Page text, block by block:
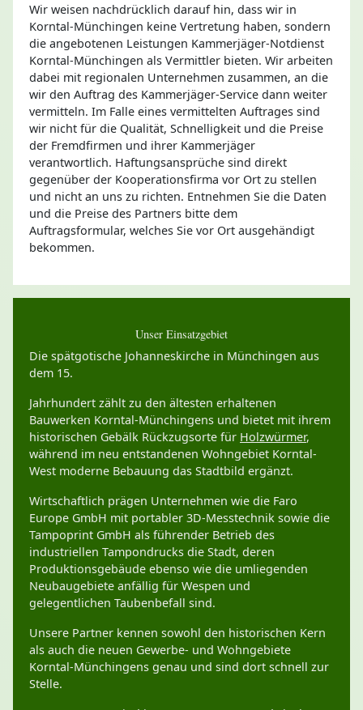
Wir weisen nachdrücklich darauf hin, dass wir in
Korntal-Münchingen keine Vertretung haben, sondern
die angebotenen Leistungen Kammerjäger-Notdienst
Korntal-Münchingen als Vermittler bieten. Wir arbeiten
dabei mit regionalen Unternehmen zusammen, an die
wir den Auftrag des Kammerjäger-Service dann weiter
vermitteln. Im Falle eines vermittelten Auftrages sind
wir nicht für die Qualität, Schnelligkeit und die Preise
der Fremdfirmen und ihrer Kammerjäger
verantwortlich. Haftungsansprüche sind direkt
gegenüber der Kooperationsfirma vor Ort zu stellen
und nicht an uns zu richten. Entnehmen Sie die Daten
und die Preise des Partners bitte dem
Auftragsformular, welches Sie vor Ort ausgehändigt
bekommen.
Unser Einsatzgebiet
Die spätgotische Johanneskirche in Münchingen aus
dem 15.
Jahrhundert zählt zu den ältesten erhaltenen
Bauwerken Korntal-Münchingens und bietet mit ihrem
historischen Gebälk Rückzugsorte für Holzwürmer,
während im neu entstandenen Wohngebiet Korntal-
West moderne Bebauung das Stadtbild ergänzt.
Wirtschaftlich prägen Unternehmen wie die Faro
Europe GmbH mit portabler 3D-Messtechnik sowie die
Tampoprint GmbH als führender Betrieb des
industriellen Tampondrucks die Stadt, deren
Produktionsgebäude ebenso wie die umliegenden
Neubaugebiete anfällig für Wespen und
gelegentlichen Taubenbefall sind.
Unsere Partner kennen sowohl den historischen Kern
als auch die neuen Gewerbe- und Wohngebiete
Korntal-Münchingens genau und sind dort schnell zur
Stelle.